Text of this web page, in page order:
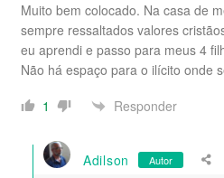
Muito bem colocado. Na casa de
sempre ressaltados valores
eu aprendi e passo para meus 4
Não há espaço para o ilícito onde
1
Responder
Adilson Autor